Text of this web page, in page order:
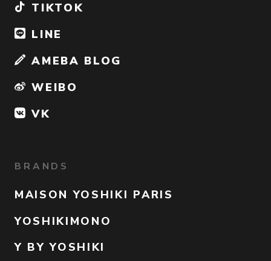
TIKTOK
LINE
AMEBA BLOG
WEIBO
VK
BRANDS
MAISON YOSHIKI PARIS
YOSHIKIMONO
Y BY YOSHIKI